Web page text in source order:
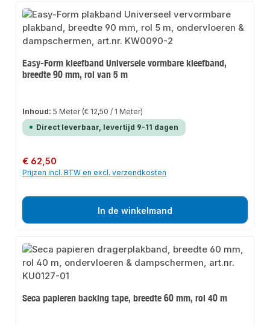
Easy-Form kleefband Universele vormbare kleefband,
breedte 90 mm, rol van 5 m
Inhoud:5 Meter (€ 12,50 / 1 Meter)
Direct leverbaar, levertijd 9-11 dagen
Normale prijs:
€ 62,50
Prijzen incl. BTW en excl. verzendkosten
In de winkelmand
Seca papieren backing tape, breedte 60 mm, rol 40 m